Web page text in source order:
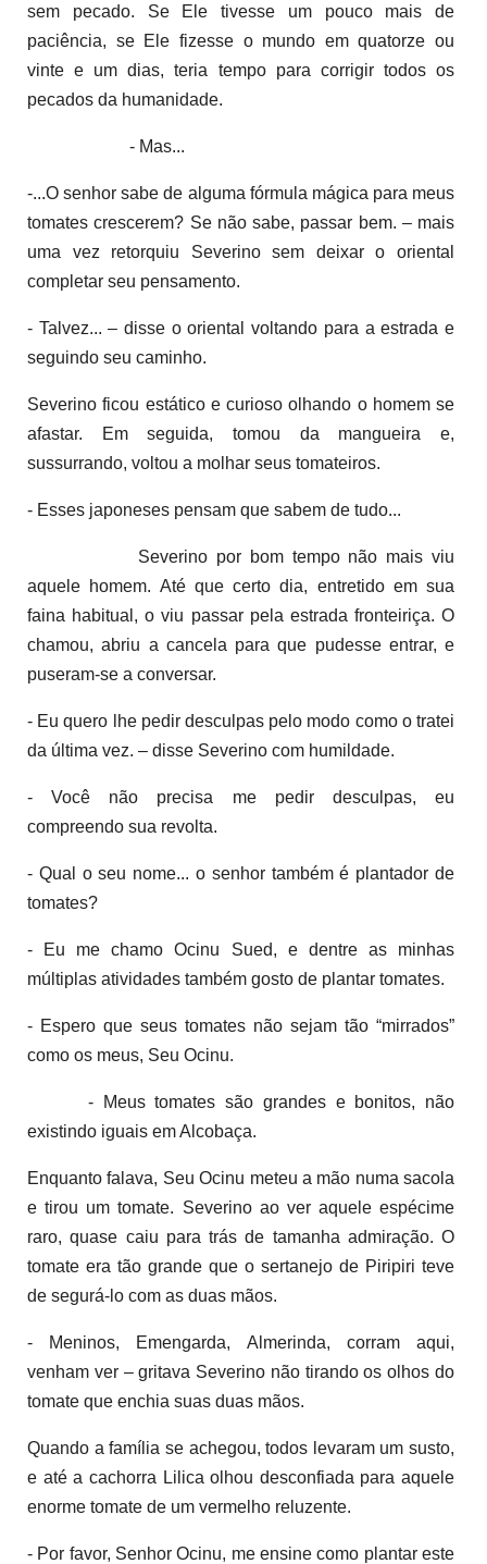
sem pecado. Se Ele tivesse um pouco mais de
paciência, se Ele fizesse o mundo em quatorze ou
vinte e um dias, teria tempo para corrigir todos os
pecados da humanidade.
- Mas...
-...O senhor sabe de alguma fórmula mágica para meus
tomates crescerem? Se não sabe, passar bem. – mais
uma vez retorquiu Severino sem deixar o oriental
completar seu pensamento.
- Talvez... – disse o oriental voltando para a estrada e
seguindo seu caminho.
Severino ficou estático e curioso olhando o homem se
afastar. Em seguida, tomou da mangueira e,
sussurrando, voltou a molhar seus tomateiros.
- Esses japoneses pensam que sabem de tudo...
Severino por bom tempo não mais viu
aquele homem. Até que certo dia, entretido em sua
faina habitual, o viu passar pela estrada fronteiriça. O
chamou, abriu a cancela para que pudesse entrar, e
puseram-se a conversar.
- Eu quero lhe pedir desculpas pelo modo como o tratei
da última vez. – disse Severino com humildade.
- Você não precisa me pedir desculpas, eu
compreendo sua revolta.
- Qual o seu nome... o senhor também é plantador de
tomates?
- Eu me chamo Ocinu Sued, e dentre as minhas
múltiplas atividades também gosto de plantar tomates.
- Espero que seus tomates não sejam tão “mirrados”
como os meus, Seu Ocinu.
- Meus tomates são grandes e bonitos, não
existindo iguais em Alcobaça.
Enquanto falava, Seu Ocinu meteu a mão numa sacola
e tirou um tomate. Severino ao ver aquele espécime
raro, quase caiu para trás de tamanha admiração. O
tomate era tão grande que o sertanejo de Piripiri teve
de segurá-lo com as duas mãos.
- Meninos, Emengarda, Almerinda, corram aqui,
venham ver – gritava Severino não tirando os olhos do
tomate que enchia suas duas mãos.
Quando a família se achegou, todos levaram um susto,
e até a cachorra Lilica olhou desconfiada para aquele
enorme tomate de um vermelho reluzente.
- Por favor, Senhor Ocinu, me ensine como plantar este